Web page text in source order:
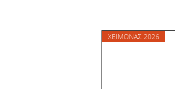
ΧΕΙΜΩΝΑΣ 2026